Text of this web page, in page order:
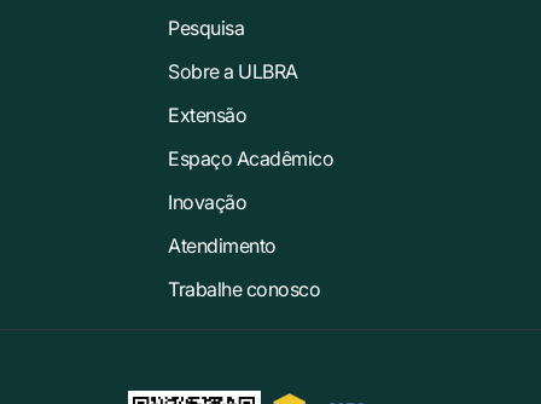
Pesquisa
Sobre a ULBRA
Extensão
Espaço Acadêmico
Inovação
Atendimento
Trabalhe conosco